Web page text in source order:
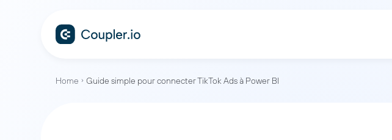
Home Guide simple pour connecter TikTok Ads à Power BI